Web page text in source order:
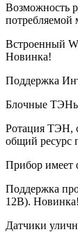
Возможность
потребляемой
Встроенный
Новинка!
Поддержка
Блочные
Ротация ТЭН,
общий ресурс
Прибор имеет
Поддержка
12В). Новинка!
Датчики